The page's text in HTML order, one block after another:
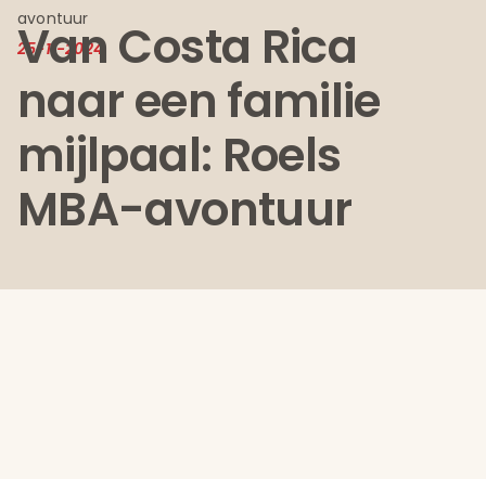
avontuur
25-11-2024
Van Costa Rica
naar een familie
mijlpaal: Roels
MBA-avontuur